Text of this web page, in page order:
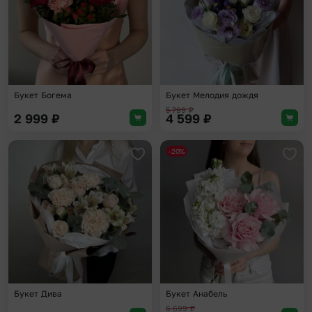
Букет Богема
2 999 ₽
Букет Мелодия дождя
5 799₽
4 599 ₽
Добавить в избранное
Букет Дива
-20%
Букет Анабель
6 699₽